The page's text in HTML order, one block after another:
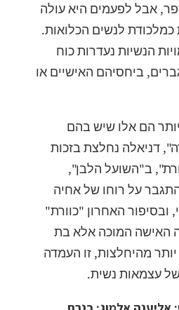
אבל לפעמים היא עולה
לנשים הכלואות.
הנשיות נעדרות כוח
ביחסיהם האישיים או
הם אלו שיש בהם
דניאלה נחלצת בזכות
ב"השועל הלבן",
על רוחו של אחיה
ובסיפור האחרון "כוורת"
האישה המוכה אלא בת
מהיחלצות, זו העמדה
עצמאות נשית.